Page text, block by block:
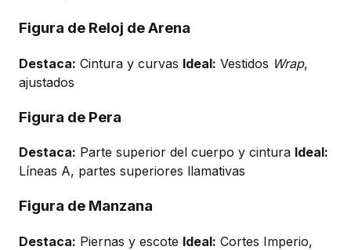
Figura de Reloj de Arena
Destaca: Cintura y curvas Ideal: Vestidos Wrap,
ajustados
Figura de Pera
Destaca: Parte superior del cuerpo y cintura Ideal:
Líneas A, partes superiores llamativas
Figura de Manzana
Destaca: Piernas y escote Ideal: Cortes Imperio,